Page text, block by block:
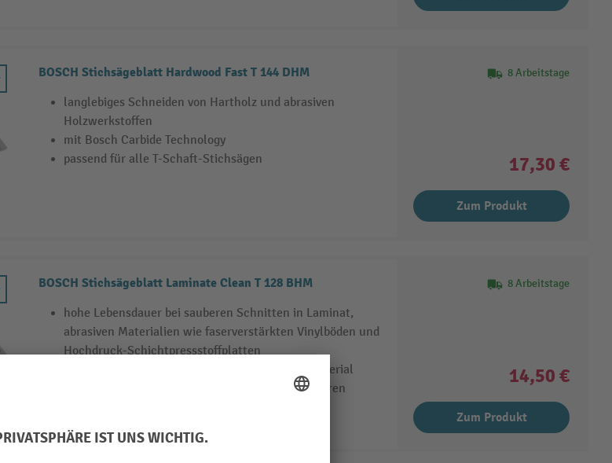
BOSCH Stichsägeblatt Hardwood Fast T 144 DHM
langlebiges Schneiden von Hartholz und abrasiven
Holzwerkstoffen
mit Bosch Carbide Technology
passend für alle T-Schaft-Stichsägen
8 Arbeitstage
17,30 €
Zum Produkt
BOSCH Stichsägeblatt Laminate Clean T 128 BHM
hohe Lebensdauer bei sauberen Schnitten in Laminat,
abrasiven Materialien wie faserverstärkten Vinylböden und
Hochdruck-Schichtpressstoffplatten
extrafeinen Zähne schneiden glatt in dünnes Material
entgegengerichtete Zahnreihen sorgen für sauberen
8 Arbeitstage
14,50 €
Zum Produkt